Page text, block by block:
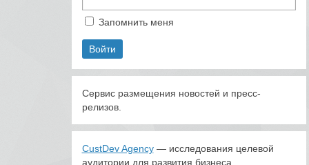
Запомнить меня
Сервис размещения новостей и пресс-
релизов.
CustDev Agency— исследования целевой
аудитории для развития бизнеса